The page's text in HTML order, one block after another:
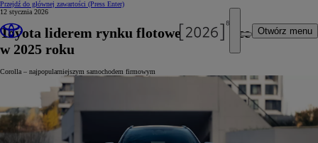
Przejdź do głównej zawartości (Press Enter)
Otwórz menu
12 stycznia 2026
Toyota liderem rynku flotowego w Polsce
w 2025 roku
Corolla – najpopularniejszym samochodem firmowym